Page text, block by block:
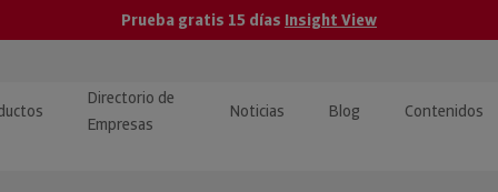
Prueba gratis 15 días Insight View
Directorio de
Empresas
Noticias Blog Contenidos